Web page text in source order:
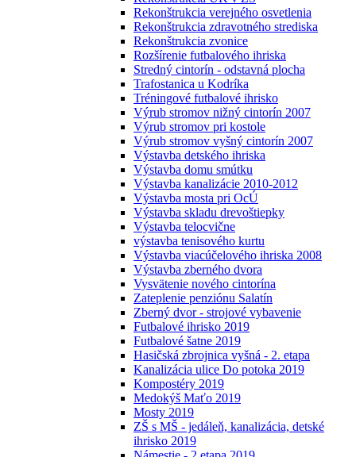
Rekonštrukcia verejného osvetlenia
Rekonštrukcia zdravotného strediska
Rekonštrukcia zvonice
Rozšírenie futbalového ihriska
Stredný cintorín - odstavná plocha
Trafostanica u Kodríka
Tréningové futbalové ihrisko
Výrub stromov nižný cintorín 2007
Výrub stromov pri kostole
Výrub stromov vyšný cintorín 2007
Výstavba detského ihriska
Výstavba domu smútku
Výstavba kanalizácie 2010-2012
Výstavba mosta pri OcÚ
Výstavba skladu drevoštiepky
Výstavba telocvične
výstavba tenisového kurtu
Výstavba viacúčelového ihriska 2008
Výstavba zberného dvora
Vysvätenie nového cintorína
Zateplenie penziónu Salatín
Zberný dvor - strojové vybavenie
Futbalové ihrisko 2019
Futbalové šatne 2019
Hasičská zbrojnica vyšná - 2. etapa
Kanalizácia ulice Do potoka 2019
Kompostéry 2019
Medokýš Maťo 2019
Mosty 2019
ZŠ s MŠ - jedáleň, kanalizácia, detské
ihrisko 2019